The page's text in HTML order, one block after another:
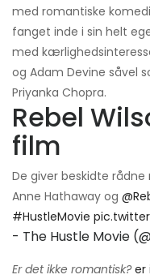
med romantiske
fanget inde i sin helt
med
og Adam Devine såvel
Priyanka Chopra.
Rebel
film
De giver beskidte
Anne Hathaway og
#HustleMovie
- The Hustle Movie
Er det ikke romantisk? er